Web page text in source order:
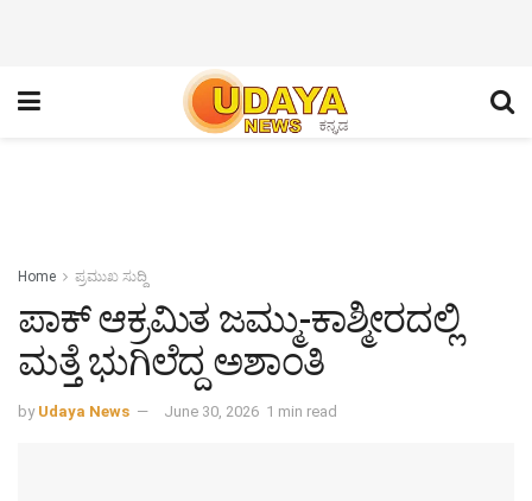
Home ಪ್ರಮುಖ ಸುದ್ದಿ
ಪಾಕ್ ಆಕ್ರಮಿತ ಜಮ್ಮು-ಕಾಶ್ಮೀರದಲ್ಲಿ
ಮತ್ತೆ ಭುಗಿಲೆದ್ದ ಅಶಾಂತಿ
by Udaya News June 30, 2026 1 min read